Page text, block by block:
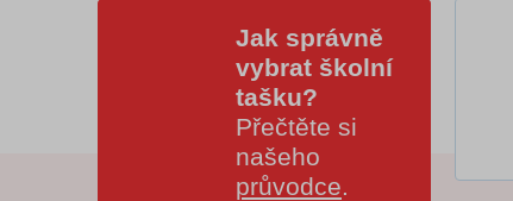
Jak správně
vybrat školní
tašku?
Přečtěte si
našeho
průvodce